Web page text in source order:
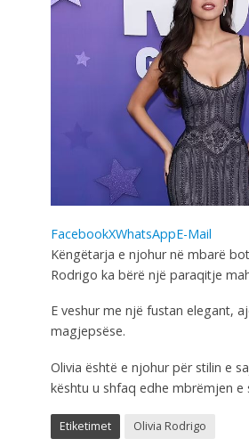
FacebookXWhatsAppE-Mail
Këngëtarja e njohur në mbarë
Rodrigo ka bërë një paraqitje
E veshur me një fustan elegant,
magjepsëse.
Olivia është e njohur për stilin e
kështu u shfaq edhe mbrëmjen e
Etiketimet Olivia Rodrigo